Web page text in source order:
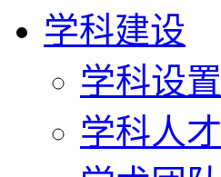
学科建设
学科设置
学科人才